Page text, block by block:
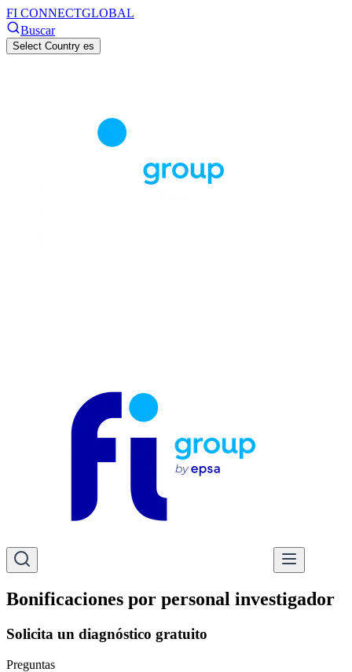
FI CONNECTGLOBAL
Buscar
Select Country es
Bonificaciones por personal investigador
Solicita un diagnóstico gratuito
Preguntas